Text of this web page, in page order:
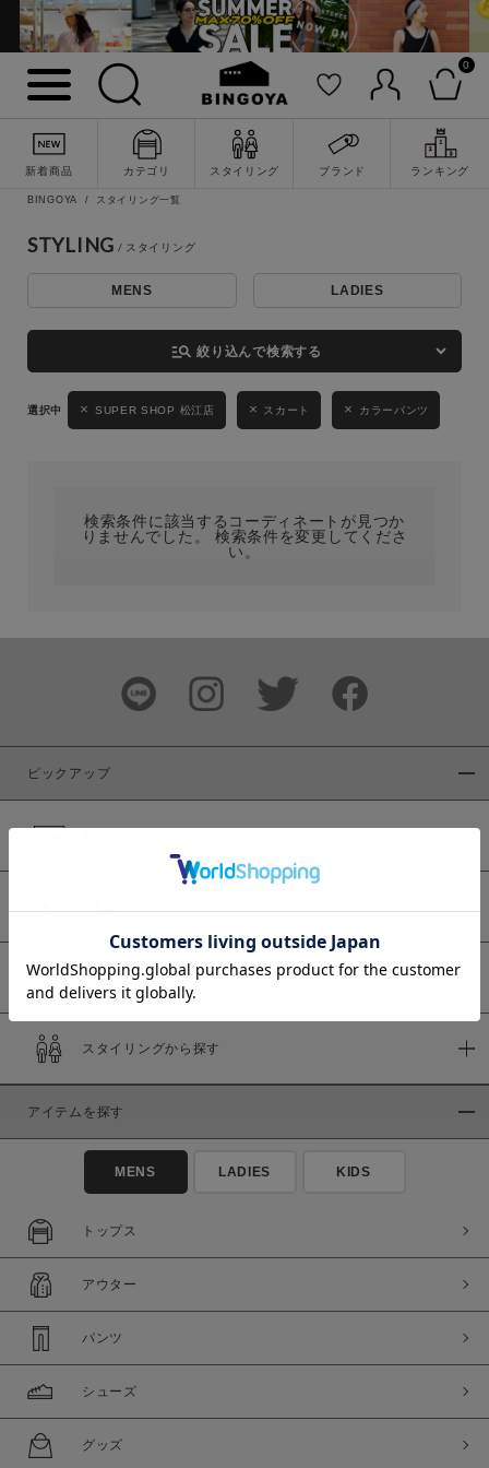
0
新着商品 カテゴリ スタイリング ブランド ランキング
詳細検索
価格
～
商品タイプ
通常商品 予約商品
在庫
在庫あり 在庫なし含む
BINGOYA スタイリング一覧
STYLING
MENS LADIES
manage_search 絞り込んで検索する
SUPER SHOP 松江店 スカート カラーパンツ
検索条件に該当するコーディネートが見つか
りませんでした。 検索条件を変更してくださ
い。
ピックアップ
予約商品
スタイリングから探す
アイテムを探す
MENS LADIES KIDS
トップス
アウター
パンツ
シューズ
グッズ